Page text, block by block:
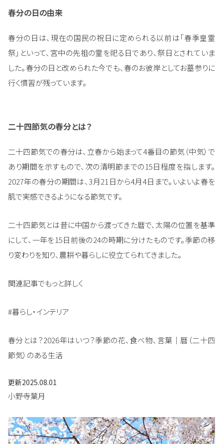
春分の日の由来
春分の日は、現在の国民の祝日に定められる以前は「春季皇霊
祭」といって、宮中の先祖の霊を祀る日であり、祭日とされていま
した。春分の日と改められた今でも、春のお彼岸としてお墓参りに
行く慣習が残っています。
二十四節気の春分とは？
二十四節気での春分は、立春から始まって4番目の節気（中気）で
あり期間を示すもので、次の清明節までの15日程度を指します。
2027年の春分の期間は、3月21日から4月4日まで。いよいよ春を
肌で実感できるようになる節気です。
二十四節気とは昔に中国から渡ってきた暦で、太陽の位置を基準
にして、一年を15日前後の24の時期に分けたものです。季節の移
り変わりを知り、農耕や暮らしに役立てられてきました。
関連記事でもっと詳しく
#暮らし・インテリア
春分とは？2026年はいつ？季節の花、食べ物、言葉｜暦（二十四
節気）のある生活
更新2025.08.01
小野寺葉月